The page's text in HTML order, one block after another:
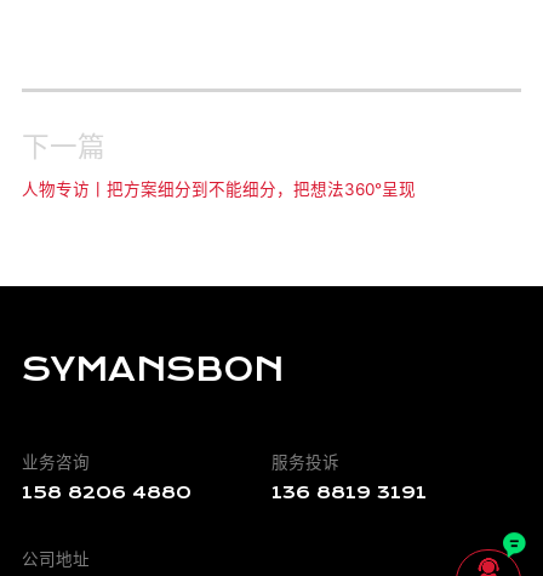
下一篇
人物专访丨把方案细分到不能细分，把想法360°呈现
SYMANSBON
业务咨询
158 8206 4880
服务投诉
136 8819 3191
公司地址 
